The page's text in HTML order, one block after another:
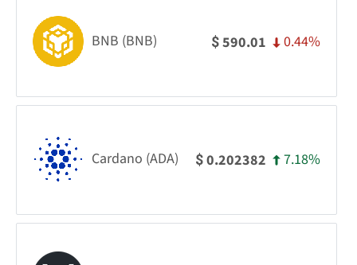
BNB (BNB) $590.01 0.44%
Cardano (ADA) $0.202382 7.18%